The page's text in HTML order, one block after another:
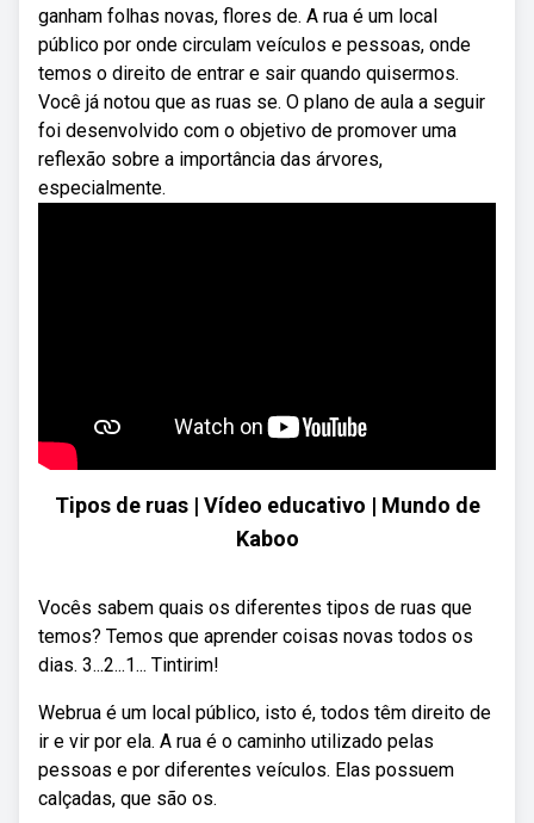
ganham folhas novas, flores de. A rua é um local
público por onde circulam veículos e pessoas, onde
temos o direito de entrar e sair quando quisermos.
Você já notou que as ruas se. O plano de aula a seguir
foi desenvolvido com o objetivo de promover uma
reflexão sobre a importância das árvores,
especialmente.
Tipos de ruas | Vídeo educativo | Mundo de
Kaboo
Vocês sabem quais os diferentes tipos de ruas que
temos? Temos que aprender coisas novas todos os
dias. 3...2...1... Tintirim!
Webrua é um local público, isto é, todos têm direito de
ir e vir por ela. A rua é o caminho utilizado pelas
pessoas e por diferentes veículos. Elas possuem
calçadas, que são os.